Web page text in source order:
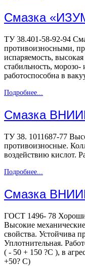
Смазка
ТУ 38.401-58-92-94
противоизносными,
испаряемость,
стабильность,
работоспособна в
Подробнее...
Смазка
ТУ 38. 1011687-77
противоизносные.
воздействию кислот.
Подробнее...
Смазка
ГОСТ 1496- 78
Высокие
свойства. Устойчива
Уплотнительная.
( - 50 + 150 ?С ), в
+50? С)